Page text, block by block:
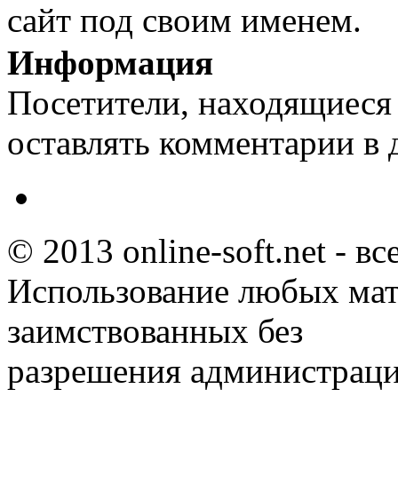
сайт под своим именем.
Информация
Посетители,
оставлять комментарии в
© 2013 online-soft.net -
Использование любых
заимствованных без
разрешения